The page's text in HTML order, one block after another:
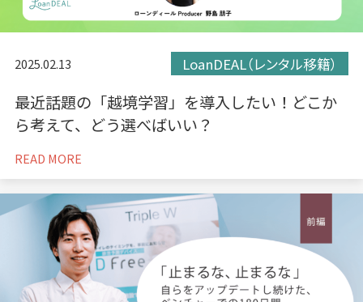
2025.02.13 LoanDEAL（レンタル移籍）
最近話題の「越境学習」を導入したい！どこか
ら考えて、どう選べばいい？
READ MORE